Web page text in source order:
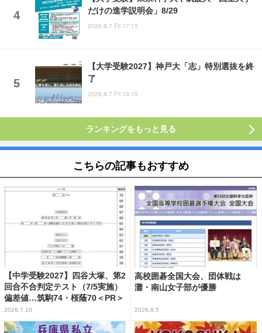
だけの進学説明会」8/29
2026.8.7 Fri 17:15
【大学受験2027】神戸大「志」特別選抜を終
了
2026.8.7 Fri 13:15
ランキングをもっと見る
こちらの記事もおすすめ
【中学受験2027】四谷大塚、第2
回合不合判定テスト（7/5実施）
偏差値…筑駒74・桜蔭70＜PR＞
2026.7.10
高校囲碁全国大会、団体戦は
灘・南山女子部が優勝
2026.8.5